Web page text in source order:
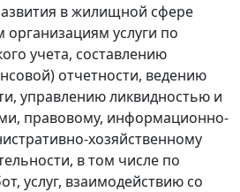
в жилищной сфере
организациям услуги по
учета, составлению
отчетности, ведению
управлению ликвидностью и
правовому, информационно-
хозяйственному
в том числе по
услуг, взаимодействию со